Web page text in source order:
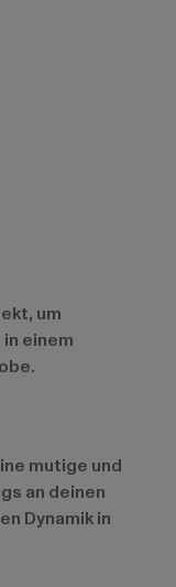
um
einem
mutige und
an deinen
Dynamik in